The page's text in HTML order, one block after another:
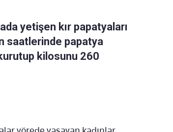
yetişen kır papatyaları
saatlerinde papatya
kilosunu 260